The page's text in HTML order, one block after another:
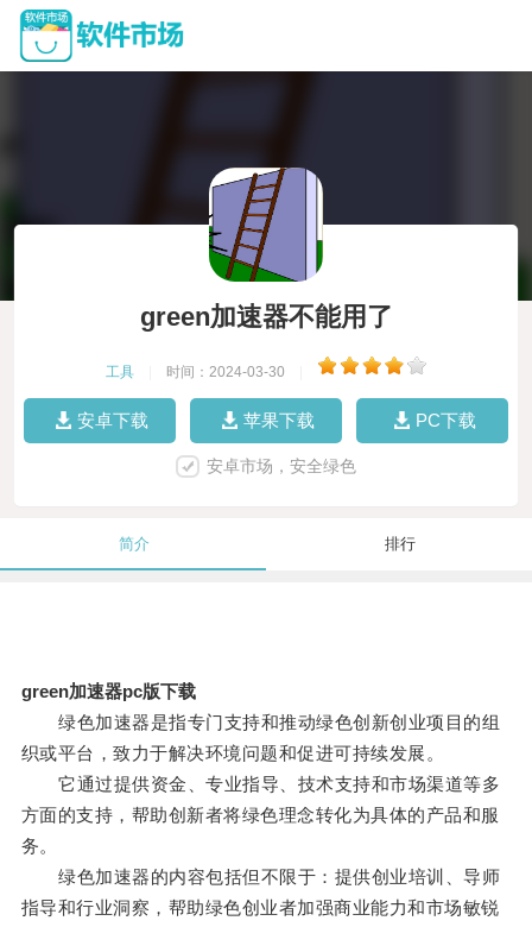
green加速器不能用了
工具 时间：2024-03-30
安卓下载 苹果下载 PC下载
安卓市场，安全绿色
简介 排行
green加速器pc版下载
绿色加速器是指专门支持和推动绿色创新创业项目的组
织或平台，致力于解决环境问题和促进可持续发展。
它通过提供资金、专业指导、技术支持和市场渠道等多
方面的支持，帮助创新者将绿色理念转化为具体的产品和服
务。
绿色加速器的内容包括但不限于：提供创业培训、导师
指导和行业洞察，帮助绿色创业者加强商业能力和市场敏锐